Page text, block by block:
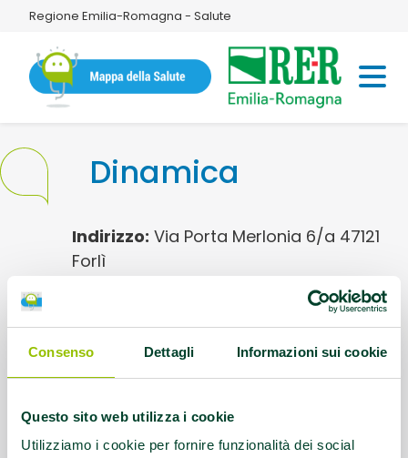
Consenso Dettagli Informazioni sui cookie
Questo sito web utilizza i cookie
Utilizziamo i cookie per fornire funzionalità dei social
Regione Emilia-Romagna - Salute
Dinamica
Indirizzo: Via Porta Merlonia 6/a 47121
Forlì
info@dinamicacentro.it
Contatti:Tel.0543 35842
Questo contenuto si trova in